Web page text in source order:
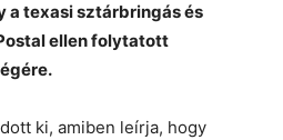
a texasi sztárbringás és
ellen folytatott
ki, amiben leírja, hogy